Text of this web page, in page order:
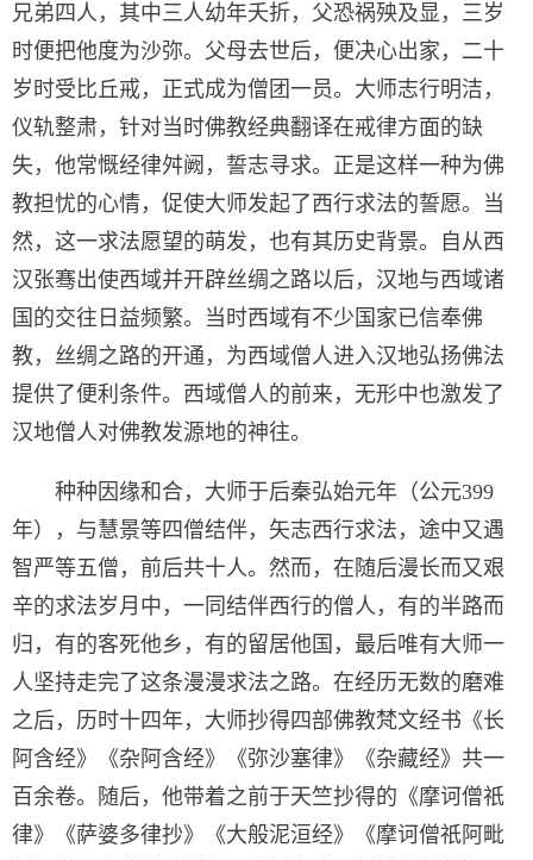
兄弟四人，其中三人幼年夭折，父恐祸殃及显，三岁
时便把他度为沙弥。父母去世后，便决心出家，二十
岁时受比丘戒，正式成为僧团一员。大师志行明洁，
仪轨整肃，针对当时佛教经典翻译在戒律方面的缺
失，他常慨经律舛阙，誓志寻求。正是这样一种为佛
教担忧的心情，促使大师发起了西行求法的誓愿。当
然，这一求法愿望的萌发，也有其历史背景。自从西
汉张骞出使西域并开辟丝绸之路以后，汉地与西域诸
国的交往日益频繁。当时西域有不少国家已信奉佛
教，丝绸之路的开通，为西域僧人进入汉地弘扬佛法
提供了便利条件。西域僧人的前来，无形中也激发了
汉地僧人对佛教发源地的神往。
种种因缘和合，大师于后秦弘始元年（公元399
年），与慧景等四僧结伴，矢志西行求法，途中又遇
智严等五僧，前后共十人。然而，在随后漫长而又艰
辛的求法岁月中，一同结伴西行的僧人，有的半路而
归，有的客死他乡，有的留居他国，最后唯有大师一
人坚持走完了这条漫漫求法之路。在经历无数的磨难
之后，历时十四年，大师抄得四部佛教梵文经书《长
阿含经》《杂阿含经》《弥沙塞律》《杂藏经》共一
百余卷。随后，他带着之前于天竺抄得的《摩诃僧祇
律》《萨婆多律抄》《大般泥洹经》《摩诃僧祇阿毗